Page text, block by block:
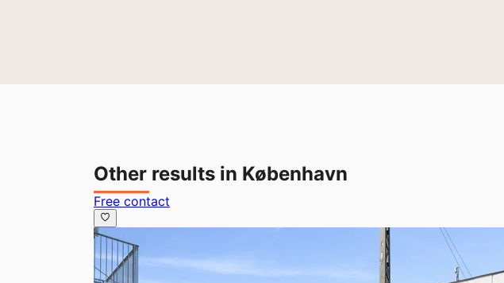
Other results in København
Free contact